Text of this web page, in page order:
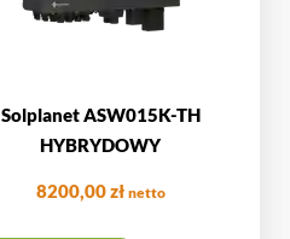
Solplanet ASW015K-TH
HYBRYDOWY
8200,00zł netto